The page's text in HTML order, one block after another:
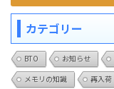
カテゴリー
BTO お知らせ
メモリの知識
再入荷